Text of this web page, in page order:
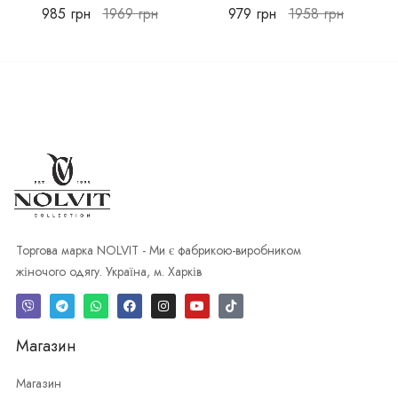
985 грн 1969грн
979 грн 1958грн
Торгова марка NOLVIT - Ми є фабрикою-виробником
жіночого одягу. Україна, м. Харків
Магазин
Магазин